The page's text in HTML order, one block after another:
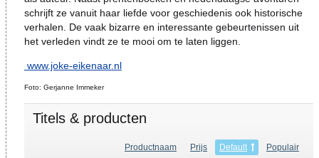
schrijft ze vanuit haar liefde voor geschiedenis ook historische
verhalen. De vaak bizarre en interessante gebeurtenissen uit
het verleden vindt ze te mooi om te laten liggen.
www.joke-eikenaar.nl
Foto: Gerjanne Immeker
Titels & producten
Productnaam Prijs Default Populair